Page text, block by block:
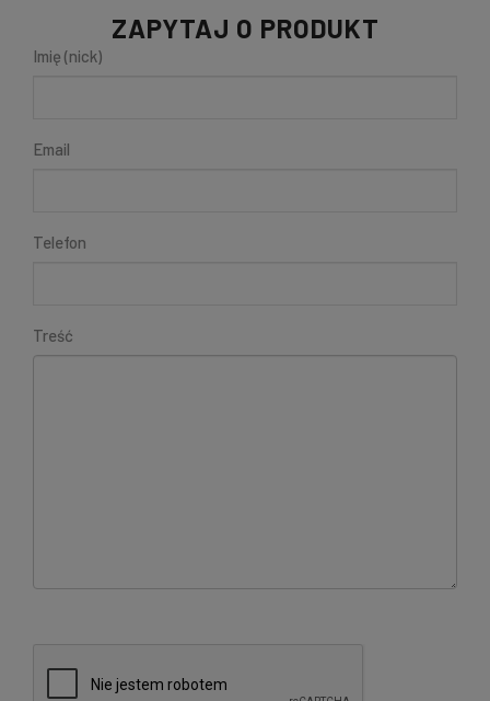
ZAPYTAJ O PRODUKT
Imię (nick)
Email
Telefon
Treść